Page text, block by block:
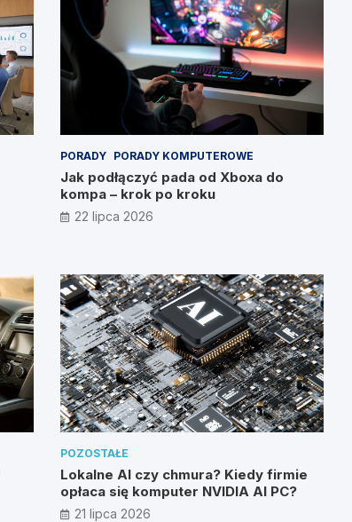
PORADY PORADY KOMPUTEROWE
Jak podłączyć pada od Xboxa do
kompa – krok po kroku
22 lipca 2026
POZOSTAŁE
Lokalne AI czy chmura? Kiedy firmie
opłaca się komputer NVIDIA AI PC?
21 lipca 2026